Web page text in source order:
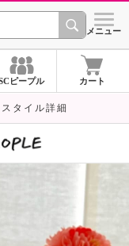
シメニュー
ピープル カート
タイル詳細